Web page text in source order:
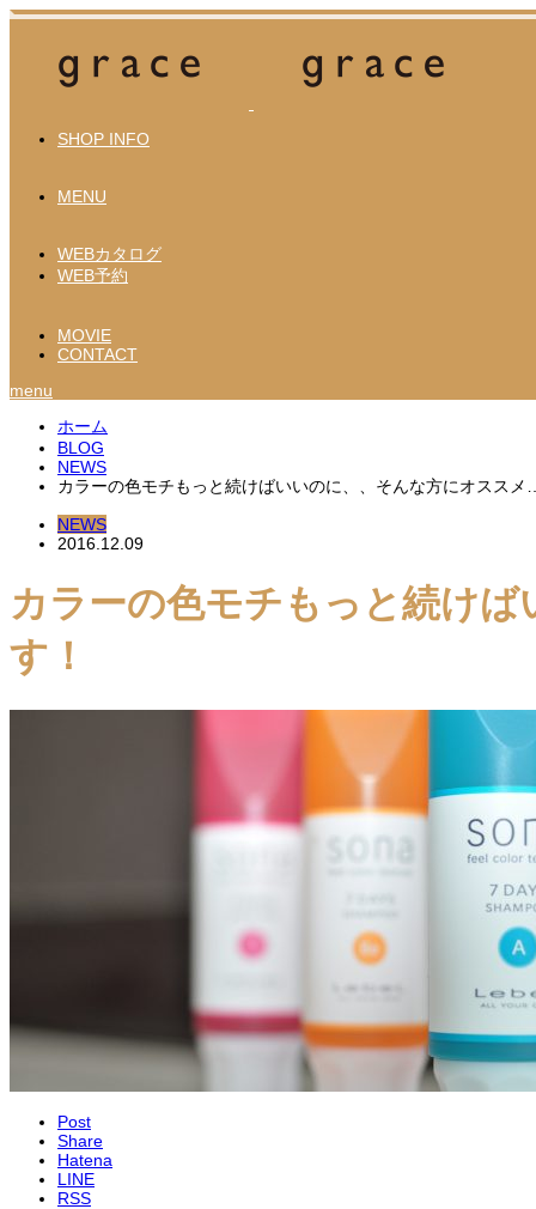
SHOP INFO
MENU
WEBカタログ
WEB予約
MOVIE
CONTACT
menu
ホーム
BLOG
NEWS
カラーの色モチもっと続けばいいのに、、そんな方にオスス
NEWS
2016.12.09
カラーの色モチもっと続け
す！
Post
Share
Hatena
LINE
RSS